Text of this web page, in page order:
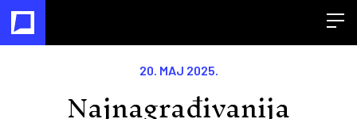
20. MAJ 2025.